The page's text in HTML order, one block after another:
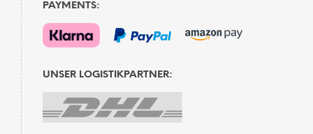
PAYMENTS:
UNSER LOGISTIKPARTNER: